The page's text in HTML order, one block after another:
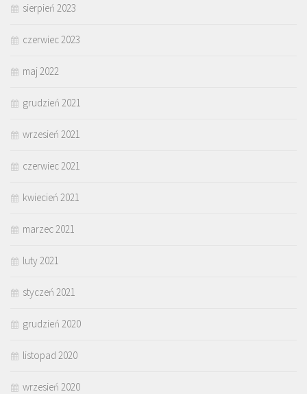
sierpień 2023
czerwiec 2023
maj 2022
grudzień 2021
wrzesień 2021
czerwiec 2021
kwiecień 2021
marzec 2021
luty 2021
styczeń 2021
grudzień 2020
listopad 2020
wrzesień 2020